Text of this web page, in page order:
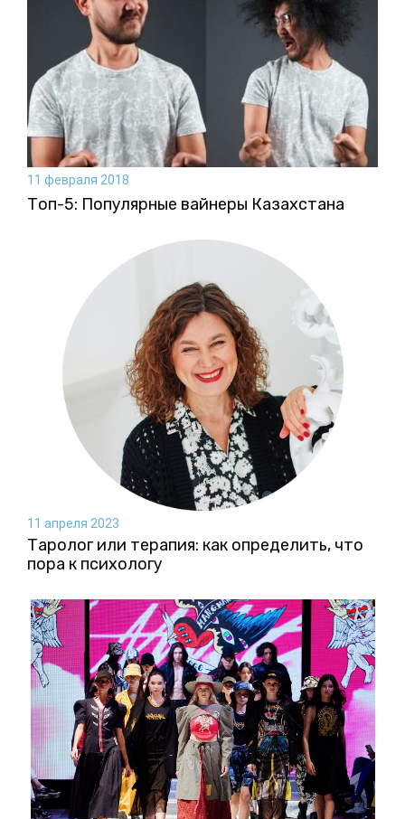
11 февраля 2018
Топ-5: Популярные вайнеры Казахстана
11 апреля 2023
Таролог или терапия: как определить, что
пора к психологу